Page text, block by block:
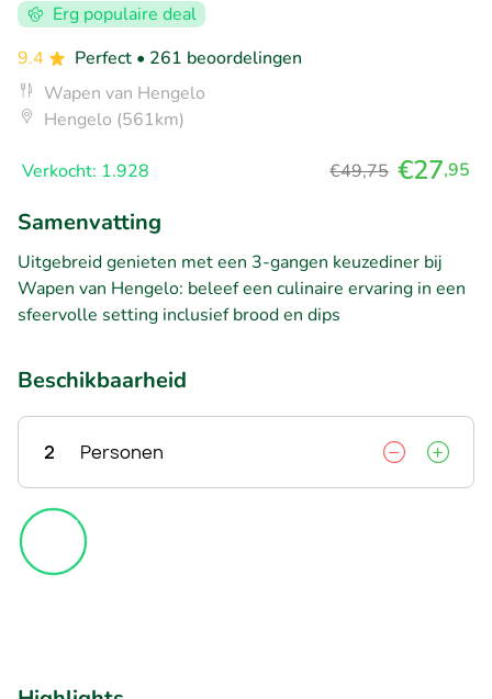
Erg populaire deal
9.4
Perfect • 261 beoordelingen
Wapen van Hengelo
Hengelo (561km)
Verkocht: 1.928 €49,75 €27,95
Samenvatting
Uitgebreid genieten met een 3-gangen keuzediner bij
Wapen van Hengelo: beleef een culinaire ervaring in een
sfeervolle setting inclusief brood en dips
Beschikbaarheid
2 Personen